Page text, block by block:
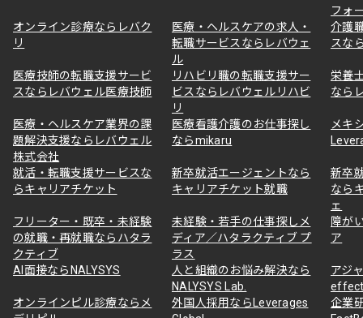
フォ
オンライン診療ならレバク
リ
医療・ヘルスケアの求人・
転職サービスならレバウェ
ル
介護
スな
医療技師の転職支援サービ
スならレバウェル医療技師
リハビリ職の転職支援サー
ビスならレバウェルリハビ
リ
栄養
なら
医療・ヘルスケア業界の課
題解決支援ならレバウェル
株式会社
医療看護介護のお仕事探し
ならmikaru
メキ
就活・転職支援サービスな
らキャリアチケット
新卒就活エージェントなら
キャリアチケット就職
新卒
なら
ェ
フリーター・既卒・未経験
の就職・再就職ならハタラ
クティブ
未経験・若手の仕事探しメ
ディア／ハタラクティブ プ
ラス
障が
ア
AI面接ならNALYSYS
人と組織のお悩み解決なら
NALYSYS Lab.
アジ
オンラインピル診療ならメ
外国人採用ならLeverages
企業